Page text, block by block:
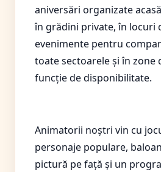
aniversări organizate
în grădini private, în locuri
evenimente pentru
toate sectoarele și în zone
funcție de disponibilitate.
Animatorii noștri vin cu
personaje populare,
pictură pe față și un